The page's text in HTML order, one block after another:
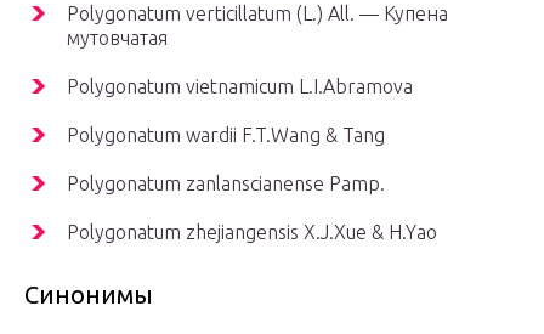
Polygonatum verticillatum (L.) All. — Купена
мутовчатая
Polygonatum vietnamicum L.I.Abramova
Polygonatum wardii F.T.Wang & Tang
Polygonatum zanlanscianense Pamp.
Polygonatum zhejiangensis X.J.Xue & H.Yao
Синонимы